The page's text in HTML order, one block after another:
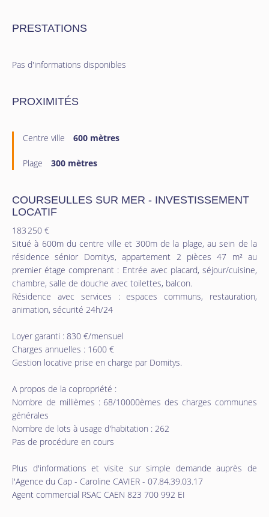
PRESTATIONS
Pas d'informations disponibles
PROXIMITÉS
Centre ville 600 mètres
Plage 300 mètres
COURSEULLES SUR MER - INVESTISSEMENT
LOCATIF
183 250 €
Situé à 600m du centre ville et 300m de la plage, au sein de la
résidence sénior Domitys, appartement 2 pièces 47 m² au
premier étage comprenant : Entrée avec placard, séjour/cuisine,
chambre, salle de douche avec toilettes, balcon.
Résidence avec services : espaces communs, restauration,
animation, sécurité 24h/24
Loyer garanti : 830 €/mensuel
Charges annuelles : 1600 €
Gestion locative prise en charge par Domitys.
A propos de la copropriété :
Nombre de millièmes : 68/10000èmes des charges communes
générales
Nombre de lots à usage d'habitation : 262
Pas de procédure en cours
Plus d'informations et visite sur simple demande auprès de
l'Agence du Cap - Caroline CAVIER - 07.84.39.03.17
Agent commercial RSAC CAEN 823 700 992 EI